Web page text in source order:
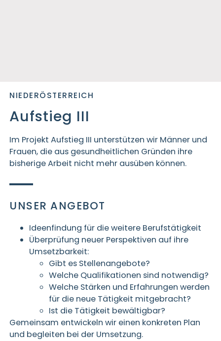
NIEDERÖSTERREICH
Aufstieg III
Im ProjektAufstieg III unterstützen wir Männer und
Frauen, die aus gesundheitlichen Gründen ihre
bisherige Arbeit nicht mehr ausüben können.
UNSER ANGEBOT
Ideenfindung für die weitere Berufstätigkeit
Überprüfung neuer Perspektiven auf ihre
Umsetzbarkeit:
Gibt es Stellenangebote?
Welche Qualifikationen sind notwendig?
Welche Stärken und Erfahrungen werden
für die neue Tätigkeit mitgebracht?
Ist die Tätigkeit bewältigbar?
Gemeinsam entwickeln wir einen konkreten Plan
und begleiten bei der Umsetzung.